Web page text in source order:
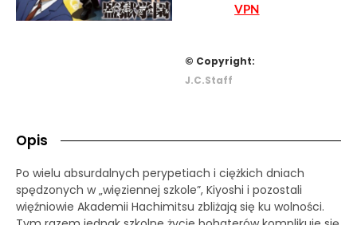
VPN
© Copyright:
J.C.Staff
Opis
Po wielu absurdalnych perypetiach i ciężkich dniach
spędzonych w „więziennej szkole”, Kiyoshi i pozostali
więźniowie Akademii Hachimitsu zbliżają się ku wolności.